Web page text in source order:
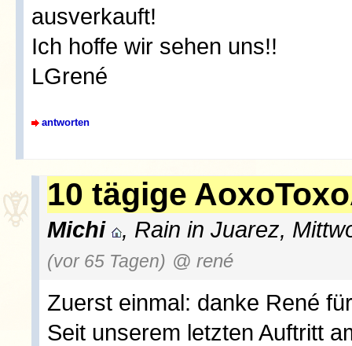
ausverkauft!
Ich hoffe wir sehen uns!!
LGrené
antworten
10 tägige
Michi , Rain in Juarez,
(vor 65 Tagen) @ rené
Zuerst einmal: danke René
Seit unserem letzten Auftritt